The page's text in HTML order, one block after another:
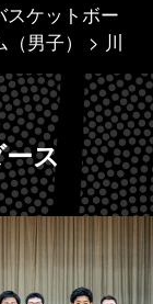
スケットボー
男子）
川
ス